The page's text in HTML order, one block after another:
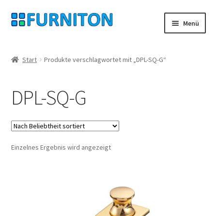
Zur
Navigation
Zum
Inhalt
Menü
Datenschutz
Widerrufsrecht
Kontakt
Start Produkte verschlagwortet mit „DPL-SQ-G“
DPL-SQ-G
Einzelnes Ergebnis wird angezeigt